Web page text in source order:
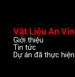
Vật Liệu An
Giới thiệu
Tin tức
Dự án đã thực hiện